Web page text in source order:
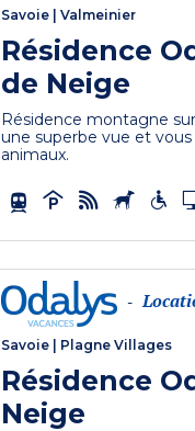
Savoie |Valmeinier
Résidence
de Neige
Résidence montagne
une superbe vue et
animaux.
-
Savoie | Plagne Villages
Résidence
Neige